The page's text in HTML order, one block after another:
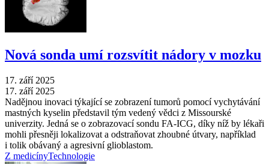
Nová sonda umí rozsvítit nádory v mozku
17. září 2025
17. září 2025
Nadějnou inovaci týkající se zobrazení tumorů pomocí vychytávání
mastných kyselin představil tým vedený vědci z Missourské
univerzity. Jedná se o zobrazovací sondu FA-ICG, díky níž by lékaři
mohli přesněji lokalizovat a odstraňovat zhoubné útvary, například
i tolik obávaný a agresivní glioblastom.
Z medicínyTechnologie